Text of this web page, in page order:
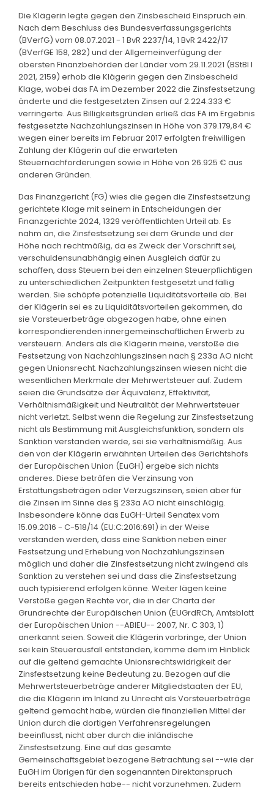
Die Klägerin legte gegen den Zinsbescheid Einspruch ein.
Nach dem Beschluss des Bundesverfassungsgerichts
(BVerfG) vom 08.07.2021 - 1 BvR 2237/14, 1 BvR 2422/17
(BVerfGE 158, 282) und der Allgemeinverfügung der
obersten Finanzbehörden der Länder vom 29.11.2021 (BStBl I
2021, 2159) erhob die Klägerin gegen den Zinsbescheid
Klage, wobei das FA im Dezember 2022 die Zinsfestsetzung
änderte und die festgesetzten Zinsen auf 2.224.333 €
verringerte. Aus Billigkeitsgründen erließ das FA im Ergebnis
festgesetzte Nachzahlungszinsen in Höhe von 379.179,84 €
wegen einer bereits im Februar 2017 erfolgten freiwilligen
Zahlung der Klägerin auf die erwarteten
Steuernachforderungen sowie in Höhe von 26.925 € aus
anderen Gründen.
Das Finanzgericht (FG) wies die gegen die Zinsfestsetzung
gerichtete Klage mit seinem in Entscheidungen der
Finanzgerichte 2024, 1329 veröffentlichten Urteil ab. Es
nahm an, die Zinsfestsetzung sei dem Grunde und der
Höhe nach rechtmäßig, da es Zweck der Vorschrift sei,
verschuldensunabhängig einen Ausgleich dafür zu
schaffen, dass Steuern bei den einzelnen Steuerpflichtigen
zu unterschiedlichen Zeitpunkten festgesetzt und fällig
werden. Sie schöpfe potenzielle Liquiditätsvorteile ab. Bei
der Klägerin sei es zu Liquiditätsvorteilen gekommen, da
sie Vorsteuerbeträge abgezogen habe, ohne einen
korrespondierenden innergemeinschaftlichen Erwerb zu
versteuern. Anders als die Klägerin meine, verstoße die
Festsetzung von Nachzahlungszinsen nach § 233a AO nicht
gegen Unionsrecht. Nachzahlungszinsen wiesen nicht die
wesentlichen Merkmale der Mehrwertsteuer auf. Zudem
seien die Grundsätze der Äquivalenz, Effektivität,
Verhältnismäßigkeit und Neutralität der Mehrwertsteuer
nicht verletzt. Selbst wenn die Regelung zur Zinsfestsetzung
nicht als Bestimmung mit Ausgleichsfunktion, sondern als
Sanktion verstanden werde, sei sie verhältnismäßig. Aus
den von der Klägerin erwähnten Urteilen des Gerichtshofs
der Europäischen Union (EuGH) ergebe sich nichts
anderes. Diese beträfen die Verzinsung von
Erstattungsbeträgen oder Verzugszinsen, seien aber für
die Zinsen im Sinne des § 233a AO nicht einschlägig.
Insbesondere könne das EuGH-Urteil Senatex vom
15.09.2016 - C-518/14 (EU:C:2016:691) in der Weise
verstanden werden, dass eine Sanktion neben einer
Festsetzung und Erhebung von Nachzahlungszinsen
möglich und daher die Zinsfestsetzung nicht zwingend als
Sanktion zu verstehen sei und dass die Zinsfestsetzung
auch typisierend erfolgen könne. Weiter lägen keine
Verstöße gegen Rechte vor, die in der Charta der
Grundrechte der Europäischen Union (EUGrdRCh, Amtsblatt
der Europäischen Union --ABlEU-- 2007, Nr. C 303, 1)
anerkannt seien. Soweit die Klägerin vorbringe, der Union
sei kein Steuerausfall entstanden, komme dem im Hinblick
auf die geltend gemachte Unionsrechtswidrigkeit der
Zinsfestsetzung keine Bedeutung zu. Bezogen auf die
Mehrwertsteuerbeträge anderer Mitgliedstaaten der EU,
die die Klägerin im Inland zu Unrecht als Vorsteuerbeträge
geltend gemacht habe, würden die finanziellen Mittel der
Union durch die dortigen Verfahrensregelungen
beeinflusst, nicht aber durch die inländische
Zinsfestsetzung. Eine auf das gesamte
Gemeinschaftsgebiet bezogene Betrachtung sei --wie der
EuGH im Übrigen für den sogenannten Direktanspruch
bereits entschieden habe-- nicht vorzunehmen. Zudem